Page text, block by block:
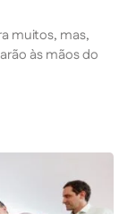
muitos, mas,
às mãos do